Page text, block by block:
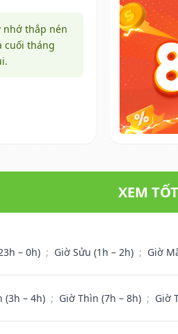
nhớ thắp nén
cuối tháng
XEM
– 0h) ; Giờ Sửu (1h – 2h) ; Giờ
(3h – 4h) ; Giờ Thìn (7h – 8h) ; Giờ